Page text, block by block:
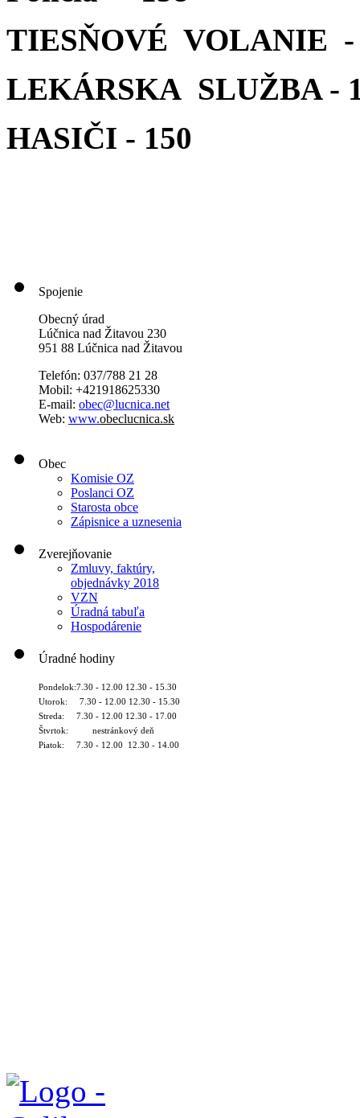
TIESŇOVÉ VOLANIE -
LEKÁRSKA SLUŽBA -
HASIČI - 150
Spojenie
Obecný úrad
Lúčnica nad Žitavou 230
951 88 Lúčnica nad Žitavou
Telefón: 037/788 21 28
Mobil: +421918625330
E-mail: obec@lucnica.net
Web: www.obeclucnica.sk
Obec
Komisie OZ
Poslanci OZ
Starosta obce
Zápisnice a uznesenia
Zverejňovanie
Zmluvy, faktúry,
objednávky 2018
VZN
Úradná tabuľa
Hospodárenie
Úradné hodiny
Pondelok:7.30 - 12.00 12.30 - 15.30
Utorok: 7.30 - 12.00 12.30 - 15.30
Streda: 7.30 - 12.00 12.30 - 17.00
Štvrtok: nestránkový deň
Piatok: 7.30 - 12.00 12.30 - 14.00